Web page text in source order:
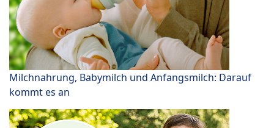
Milchnahrung, Babymilch und Anfangsmilch: Darauf
kommt es an